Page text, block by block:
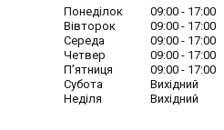
Понеділок 09:00
17:00
Вівторок
09:00
17:00
Середа
09:00
17:00
Четвер
09:00
17:00
Пʼятниця
09:00
17:00
Субота
Вихідний
Неділя
Вихідний